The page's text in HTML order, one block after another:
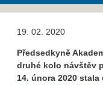
19. 02. 2020
Předsedkyně
druhé kolo návštěv
14. února 2020